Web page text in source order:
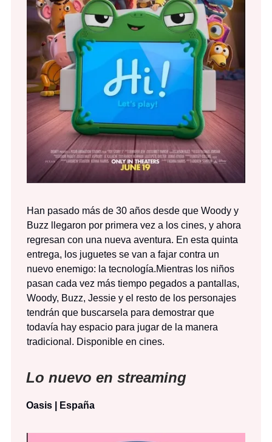
Han pasado más de 30 años desde que Woody y
Buzz llegaron por primera vez a los cines, y ahora
regresan con una nueva aventura. En esta quinta
entrega, los juguetes se van a fajar contra un
nuevo enemigo: la tecnología.Mientras los niños
pasan cada vez más tiempo pegados a pantallas,
Woody, Buzz, Jessie y el resto de los personajes
tendrán que buscarsela para demostrar que
todavía hay espacio para jugar de la manera
tradicional. Disponible en cines.
Lo nuevo en streaming
Oasis | España